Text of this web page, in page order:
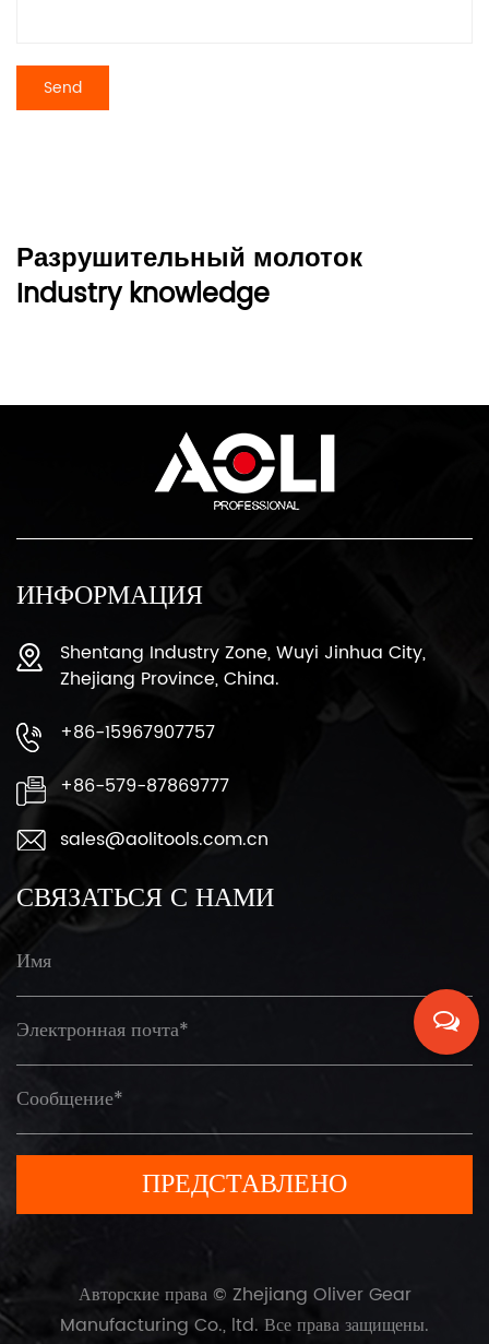
Разрушительный молоток
Industry knowledge
ИНФОРМАЦИЯ
Shentang Industry Zone, Wuyi Jinhua City,
Zhejiang Province, China.
+86-15967907757
+86-579-87869777
sales@aolitools.com.cn
СВЯЗАТЬСЯ С НАМИ
Авторские права © Zhejiang Oliver Gear
Manufacturing Co., ltd. Все права защищены.